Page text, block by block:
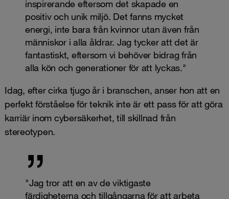
inspirerande eftersom det skapade en
positiv och unik miljö. Det fanns mycket
energi, inte bara från kvinnor utan även från
människor i alla åldrar. Jag tycker att det är
fantastiskt, eftersom vi behöver bidrag från
alla kön och generationer för att lyckas."
Idag, efter cirka tjugo år i branschen, anser hon att en
perfekt förståelse för teknik inte är ett pass för att göra
karriär inom cybersäkerhet, till skillnad från
stereotypen.
"Jag tror att en av de viktigaste
färdigheterna och tillgångarna för att arbeta